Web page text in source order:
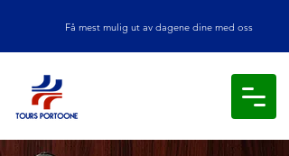
Få mest mulig ut av dagene dine med oss